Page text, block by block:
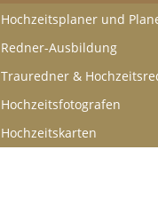
Hochzeitsplaner und
Redner-Ausbildung
Trauredner &
Hochzeitsfotografen
Hochzeitskarten